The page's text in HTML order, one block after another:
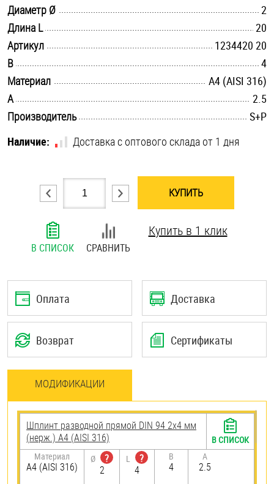
Стопорные кольца
Хомуты
Шплинты
Штифты и пальцы
Диаметр Ø
2
Длина L
20
Артикул
1234420 20
B
4
Материал
A4 (AISI 316)
A
2.5
Производитель
S+P
Наличие:
Доставка с оптового склада от 1 дня
КУПИТЬ
В СПИСОК СРАВНИТЬ
Купить в 1 клик
Оплата Доставка
Возврат Сертификаты
МОДИФИКАЦИИ
Шплинт разводной прямой DIN 94 2х4 мм
(нерж.) A4 (AISI 316)
Материал
A4 (AISI 316)
Ø
?
2
L
?
4
B
4
A
2.5
В СПИСОК